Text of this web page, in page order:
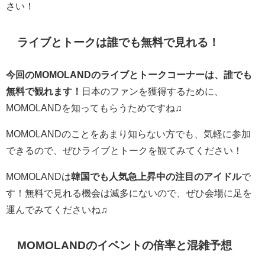
さい！
ライブとトークは誰でも無料で見れる！
今回のMOMOLANDのライブとトークコーナーは、誰でも
無料で観れます！ 日本のファンを獲得するために、
MOMOLANDを知ってもらうためですね♫
MOMOLANDのことをあまり知らない方でも、気軽に参加
できるので、ぜひライブとトークを観てみてください！
MOMOLANDは韓国でも人気急上昇中の注目のアイドルで
す！無料で見れる機会は滅多にないので、ぜひ会場に足を
運んでみてくださいね♫
MOMOLANDのイベントの倍率と混雑予想